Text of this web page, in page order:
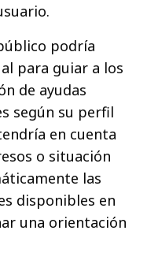
podría
para guiar a los
de ayudas
según su perfil
en cuenta
o situación
las
disponibles en
una orientación